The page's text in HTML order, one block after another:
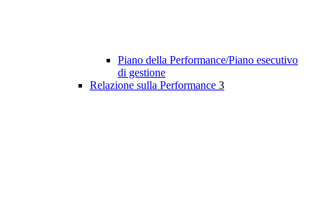
Piano della Performance/Piano esecutivo
di gestione
Relazione sulla Performance 3